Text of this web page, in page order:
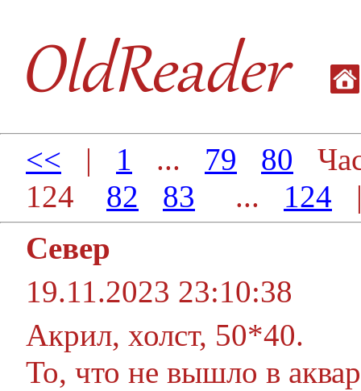
<< | 1 ... 79 80
124 82 83 ... 124
Север
19.11.2023 23:10:38
Акрил, холст, 50*40.
То, что не вышло в